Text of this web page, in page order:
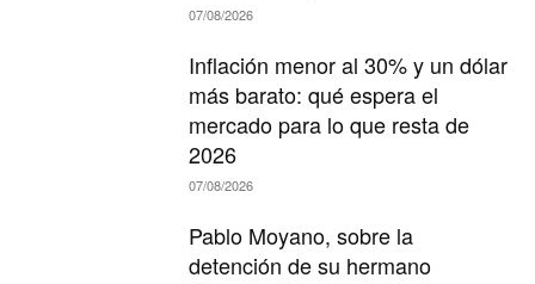
07/08/2026
Inflación menor al 30% y un dólar
más barato: qué espera el
mercado para lo que resta de
2026
07/08/2026
Pablo Moyano, sobre la
detención de su hermano